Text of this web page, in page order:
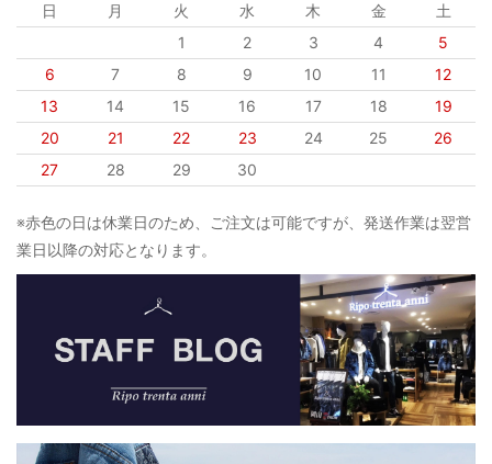
日 月 火 水 木 金
土
1
2 3 4
5
6
7 8 9 10 11
12
13
14 15 16 17 18
19
20
21 22 23 24 25
26
27
28 29 30
※赤色の日は休業日のため、ご注文は可能ですが、発送作業は翌営
業日以降の対応となります。